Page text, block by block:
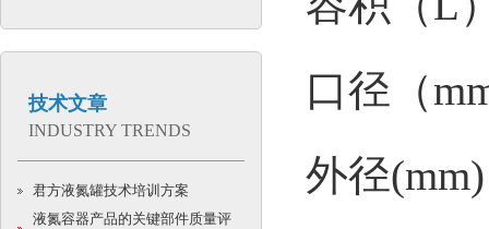
技术文章
INDUSTRY TRENDS
君方液氮罐技术培训方案
液氮容器产品的关键部件质量评
口径（
外径